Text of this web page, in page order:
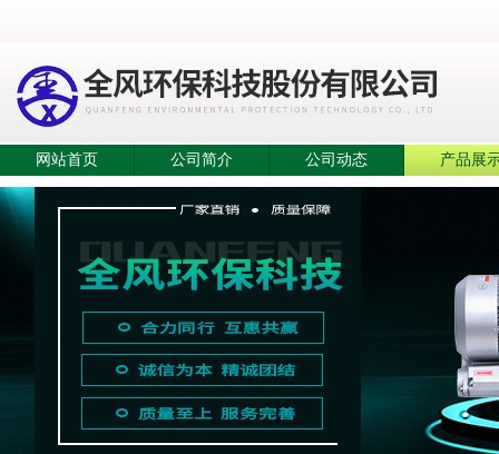
网站首页 公司简介 公司动态 产品展